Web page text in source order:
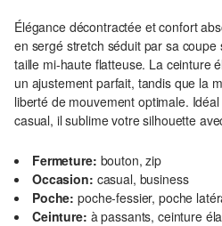
Élégance décontractée et confort
en sergé stretch séduit par sa
taille mi-haute flatteuse. La ceinture
un ajustement parfait, tandis que la
liberté de mouvement optimale.
casual, il sublime votre silhouette
Fermeture: bouton, zip
Occasion: casual, business
Poche: poche-fessier, poche
Ceinture: à passants, ceinture